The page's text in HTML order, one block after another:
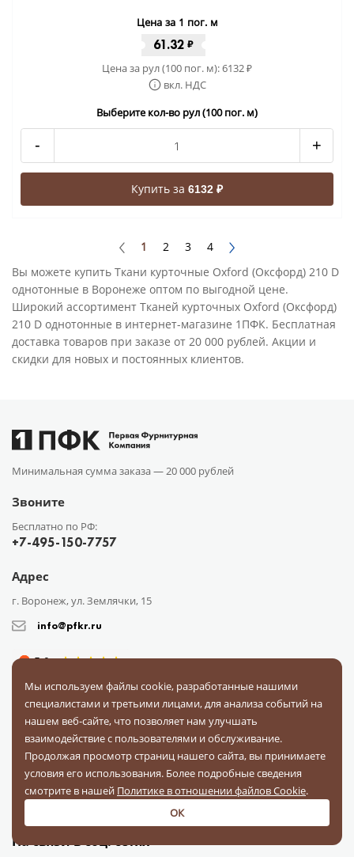
Цена за 1 пог. м
61.32 ₽
Цена за рул (100 пог. м):6132₽
вкл. НДС
Выберите кол-во рул (100 пог. м)
- +
Купить за 6132 ₽
1 2 3
4
Вы можете купить Ткани курточные Oxford (Оксфорд) 210 D
однотонные в Воронеже оптом по выгодной цене.
Широкий ассортимент Тканей курточных Oxford (Оксфорд)
210 D однотонные в интернет-магазине 1ПФК. Бесплатная
доставка товаров при заказе от 20 000 рублей. Акции и
скидки для новых и постоянных клиентов.
Минимальная сумма заказа —20 000 рублей
Звоните
Бесплатно по РФ:
+7-495-150-7757
Адрес
г. Воронеж, ул. Землячки, 15
info@pfkr.ru
Каталог О компании Сотрудничество Доставка
Поставщикам
Блог Контакты Отзывы
Вопрос-ответ
Документы
На связи в соц. сетях
Мы используем файлы cookie, разработанные нашими
специалистами и третьими лицами, для анализа событий на
нашем веб-сайте, что позволяет нам улучшать
взаимодействие с пользователями и обслуживание.
Продолжая просмотр страниц нашего сайта, вы принимаете
условия его использования. Более подробные сведения
смотрите в нашей Политике в отношении файлов Cookie.
ОК